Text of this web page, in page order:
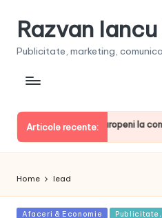
Razvan
Publicitate, marketing,
Articole recente:
printre liderii europeni la
Home lead
Posted
Afaceri & Economie